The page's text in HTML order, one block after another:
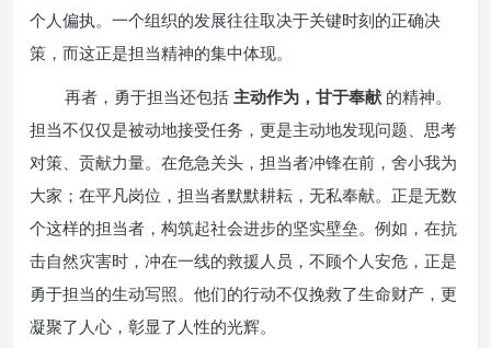
个人偏执。一个组织的发展往往取决于关键时刻的正确决
策，而这正是担当精神的集中体现。
再者，勇于担当还包括 主动作为，甘于奉献 的精神。
担当不仅仅是被动地接受任务，更是主动地发现问题、思考
对策、贡献力量。在危急关头，担当者冲锋在前，舍小我为
大家；在平凡岗位，担当者默默耕耘，无私奉献。正是无数
个这样的担当者，构筑起社会进步的坚实壁垒。例如，在抗
击自然灾害时，冲在一线的救援人员，不顾个人安危，正是
勇于担当的生动写照。他们的行动不仅挽救了生命财产，更
凝聚了人心，彰显了人性的光辉。